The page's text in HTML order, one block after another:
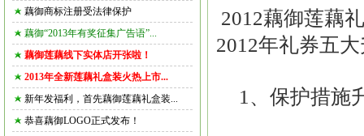
藕御商标注册受法律保护
藕御“2013年有奖征集广告语”...
藕御莲藕线下实体店开张啦！
2013年全新莲藕礼盒装火热上市...
新年发福利，首先藕御莲藕礼盒装...
恭喜藕御LOGO正式发布！
2012藕御莲藕
2012年礼券五
1、保护措施